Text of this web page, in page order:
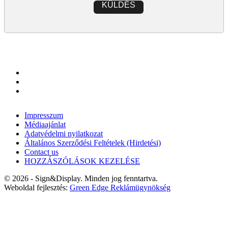
KÜLDÉS
Impresszum
Médiaajánlat
Adatvédelmi nyilatkozat
Általános Szerződési Feltételek (Hirdetési)
Contact us
HOZZÁSZÓLÁSOK KEZELÉSE
© 2026 - Sign&Display. Minden jog fenntartva.
Weboldal fejlesztés: Green Edge Reklámügynökség